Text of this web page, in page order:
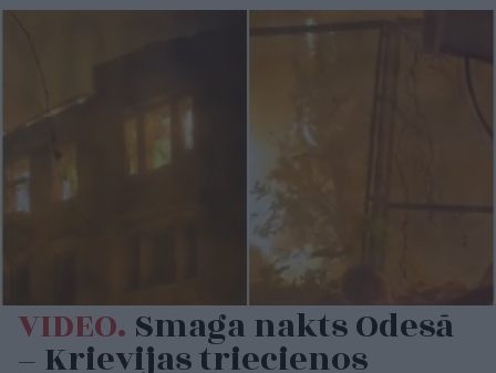
VIDEO. Smaga nakts Odesā
– Krievijas triecienos